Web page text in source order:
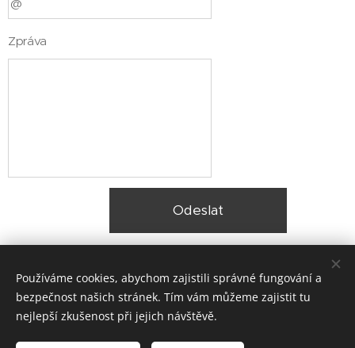
Zpráva
Odeslat
© 2025 Zateplení fasády Praha |Lokality
Používáme cookies, abychom zajistili správné fungování a
bezpečnost našich stránek. Tím vám můžeme zajistit tu
nejlepší zkušenost při jejich návštěvě.